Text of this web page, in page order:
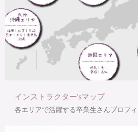
インストラクター'sマップ
各エリアで活躍する卒業生さんプロフ